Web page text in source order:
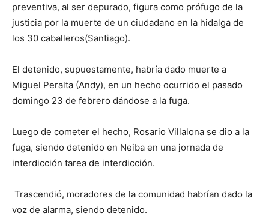
preventiva, al ser depurado, figura como prófugo de la
justicia por la muerte de un ciudadano en la hidalga de
los 30 caballeros(Santiago).
El detenido, supuestamente, habría dado muerte a
Miguel Peralta (Andy), en un hecho ocurrido el pasado
domingo 23 de febrero dándose a la fuga.
Luego de cometer el hecho, Rosario Villalona se dio a la
fuga, siendo detenido en Neiba en una jornada de
interdicción tarea de interdicción.
Trascendió, moradores de la comunidad habrían dado la
voz de alarma, siendo detenido.